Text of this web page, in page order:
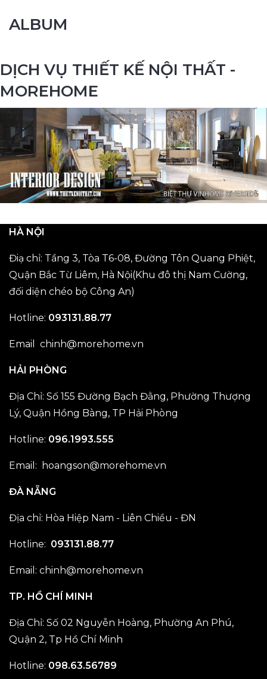
ALBUM
DỊCH VỤ THIẾT KẾ NỘI THẤT -
MOREHOME
HÀ NỘI
Điạ chỉ: Tầng 3, Tòa T6-08, Đường Tôn Quang Phiệt,
Quận Bắc Từ Liêm, Hà Nội(Khu đô thị Nam Cường,
đối diện chéo bộ Công An)
Hotline: 093131.88.77
Email chinh@morehome.vn
HẢI PHÒNG
Địa Chỉ: Số 155 Đường Bạch Đằng, Phường Thượng
Lý, Quận Hồng Bàng, TP Hải Phòng
Hotline: 096.1993.555
Email: hoangson@morehome.vn
ĐÀ NẴNG
Địa chỉ: Hòa Hiệp Nam - Liên Chiều - ĐN
Hotline: 093131.88.77
Email: chinh@morehome.vn
TP. HỒ CHÍ MINH
Địa Chỉ: Số 02 Nguyễn Hoàng, Phường An Phú,
Quận 2, Tp Hồ Chí Minh
Hotline: 098.63.56789